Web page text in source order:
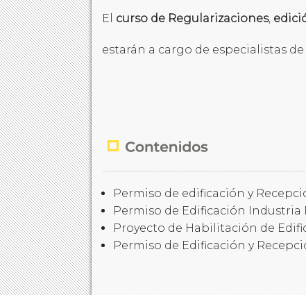
El curso de Regularizaciones,
estarán a cargo de especialistas
Permiso de edificación y
Permiso de Edificación Industria
Proyecto de Habilitación de
Permiso de Edificación y